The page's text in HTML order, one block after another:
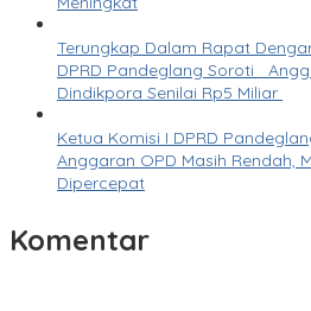
Terungkap Dalam Rapat
DPRD Pandeglang Soroti
Dindikpora Senilai Rp5 Miliar
Ketua Komisi I DPRD
Anggaran OPD Masih Rendah,
Dipercepat
Komentar